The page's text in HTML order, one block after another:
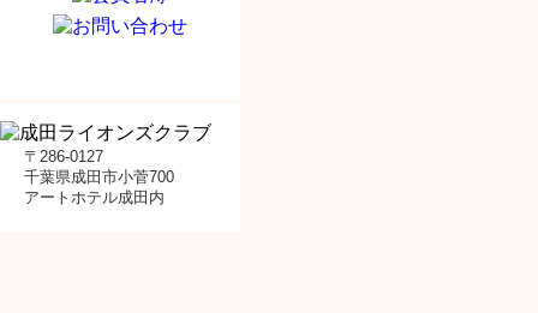
〒286-0127
千葉県成田市小菅700
アートホテル成田内